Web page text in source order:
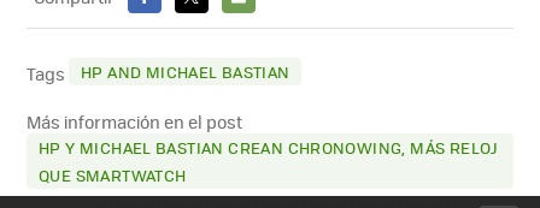
FACEBOOK
X
E-
MAIL
Tags HP AND MICHAEL BASTIAN
Más información en el post
HP Y MICHAEL BASTIAN CREAN CHRONOWING, MÁS RELOJ
QUE SMARTWATCH